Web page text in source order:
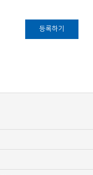
등록하기